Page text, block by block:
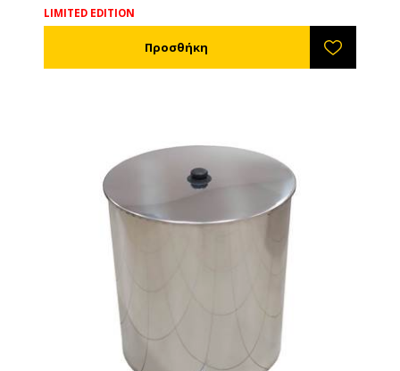
LIMITED EDITION